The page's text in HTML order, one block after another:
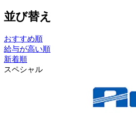
並び替え
おすすめ順
給与が高い順
新着順
スペシャル